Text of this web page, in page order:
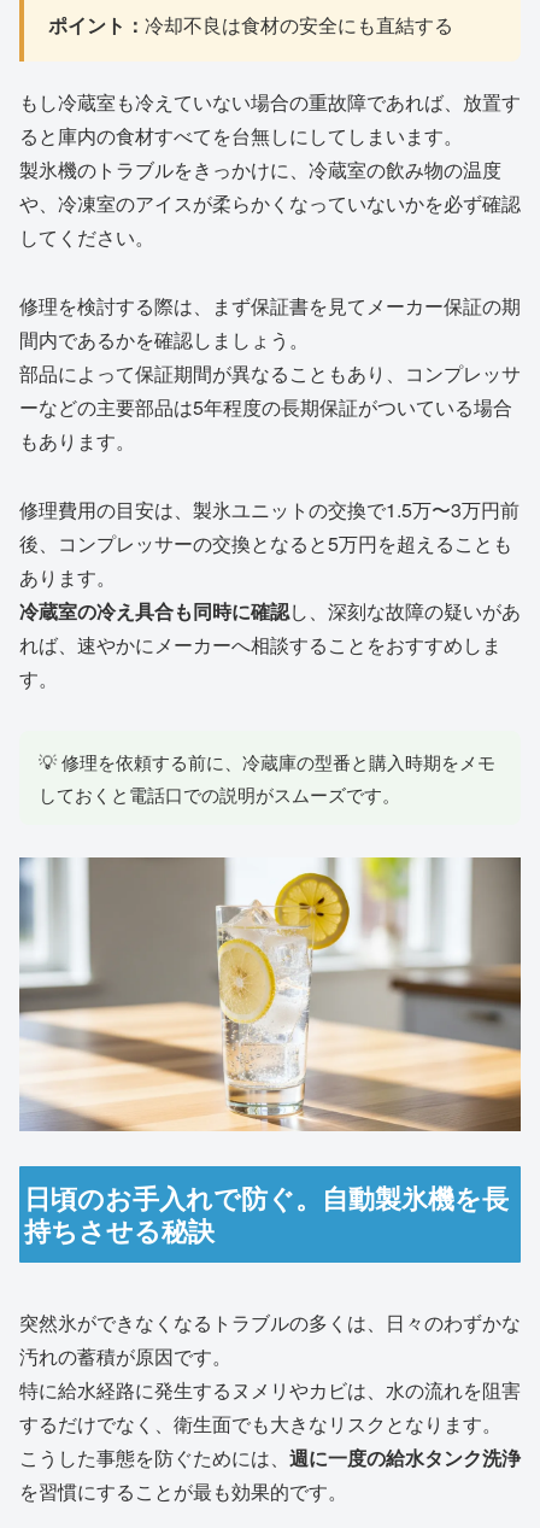
ポイント： 冷却不良は食材の安全にも直結する
もし冷蔵室も冷えていない場合の重故障であれば、放置す
ると庫内の食材すべてを台無しにしてしまいます。
製氷機のトラブルをきっかけに、冷蔵室の飲み物の温度
や、冷凍室のアイスが柔らかくなっていないかを必ず確認
してください。
修理を検討する際は、まず保証書を見てメーカー保証の期
間内であるかを確認しましょう。
部品によって保証期間が異なることもあり、コンプレッサ
ーなどの主要部品は5年程度の長期保証がついている場合
もあります。
修理費用の目安は、製氷ユニットの交換で1.5万〜3万円前
後、コンプレッサーの交換となると5万円を超えることも
あります。
冷蔵室の冷え具合も同時に確認し、深刻な故障の疑いがあ
れば、速やかにメーカーへ相談することをおすすめしま
す。
💡 修理を依頼する前に、冷蔵庫の型番と購入時期をメモ
しておくと電話口での説明がスムーズです。
日頃のお手入れで防ぐ。自動製氷機を長
持ちさせる秘訣
突然氷ができなくなるトラブルの多くは、日々のわずかな
汚れの蓄積が原因です。
特に給水経路に発生するヌメリやカビは、水の流れを阻害
するだけでなく、衛生面でも大きなリスクとなります。
こうした事態を防ぐためには、 週に一度の給水タンク洗浄
を習慣にすることが最も効果的です。